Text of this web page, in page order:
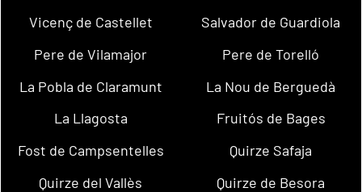
Vicenç de Castellet
Salvador de Guardiola
Pere de Vilamajor
Pere de Torelló
La Pobla de Claramunt
La Nou de Berguedà
La Llagosta
Fruitós de Bages
Fost de Campsentelles
Quirze Safaja
Quirze del Vallès
Quirze de Besora